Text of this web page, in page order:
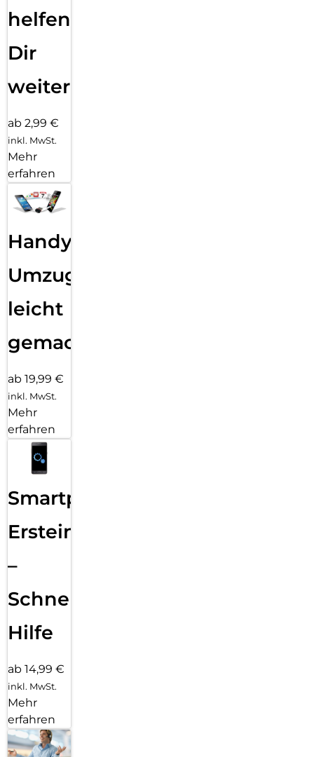
helfen
Dir
weiter
ab 2,99 €
inkl. MwSt.
Mehr
erfahren
Handy
Umzug
leicht
gemacht!
ab 19,99 €
inkl. MwSt.
Mehr
erfahren
Smartphone
Ersteinrichtung
–
Schnelle
Hilfe
ab 14,99 €
inkl. MwSt.
Mehr
erfahren